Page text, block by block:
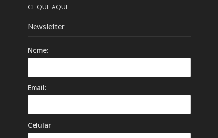
CLIQUE AQUI
Newsletter
Nome:
Email:
Celular